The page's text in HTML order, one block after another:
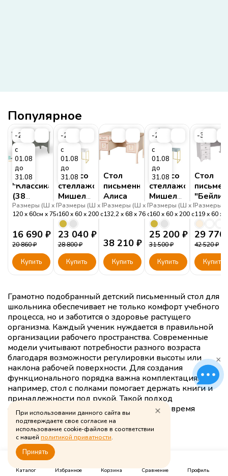
Популярное
-20%
с
01.08
до
31.08
Стол
"Классика"
(38
Попугаев)
с одной
Размеры (Ш Г В)
120
60см 75смсм
16 690 ₽
20 860₽
Купить
-20%
с
01.08
до
31.08
Стол со
стеллажом
Мишель
Белый
Размеры (Ш Г В)
160
60 200 см
23 040 ₽
28 800₽
Купить
Стол
письменный
Алиса
Размеры (Ш Г В)
132,2
68 76 см
38 210 ₽
Купить
-20%
с
01.08
до
31.08
Стол со
стеллажом
Мишель
Фрост
Размеры (Ш Г В)
160
60 200 см
25 200 ₽
31 500₽
Купить
-30%
Стол
"Бейли"
4 ящика
белый
воск
Размеры (
119
60
29 770
42 520₽
Купить
Грамотно подобранный детский письменный стол для
школьника обеспечивает не только комфорт учебного
процесса, но и заботится о здоровье растущего
организма. Каждый ученик нуждается в правильной
организации рабочего пространства. Современные
модели учитывают потребности разного возраста
благодаря возможности регулировки высоты или
наклона рабочей поверхности. Для создания
функционального порядка важна комплектация:
например, стол с полками помогает держать книги и
принадлежности под рукой. Такой подход
способствует концентрации внимания во время
занятий.
Как выбрать?
Оптимальный вариант — это надежная конструкция
из экологичных материалов, устойчивая к
При использовании данного сайта вы
подтверждаете свое согласие на
использование cookie-файлов в соответствии
с нашей политикой приватности.
Принять
×
Каталог Избранное Корзина Сравнение Профиль